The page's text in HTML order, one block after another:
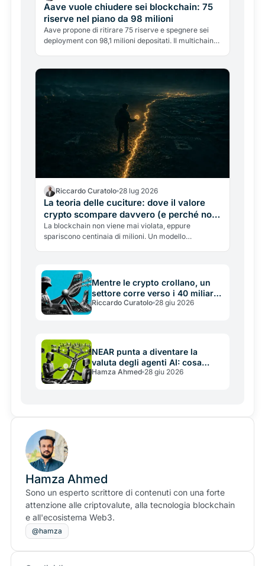
Aave vuole chiudere sei blockchain: 75
riserve nel piano da 98 milioni
Aave propone di ritirare 75 riserve e spegnere sei
deployment con 98,1 milioni depositati. Il multichain
Riccardo Curatolo 28 lug 2026
La teoria delle cuciture: dove il valore
crypto scompare davvero (e perché non
è dove tutti guardano)
La blockchain non viene mai violata, eppure
spariscono centinaia di milioni. Un modello
Mentre le crypto crollano, un
settore corre verso i 40 miliardi:
il boom dei prediction market
Riccardo Curatolo 28 giu 2026
NEAR punta a diventare la
valuta degli agenti AI: cosa
significa davvero
Hamza Ahmed 28 giu 2026
Hamza Ahmed
Sono un esperto scrittore di contenuti con una forte
attenzione alle criptovalute, alla tecnologia blockchain
e all'ecosistema Web3.
@hamza